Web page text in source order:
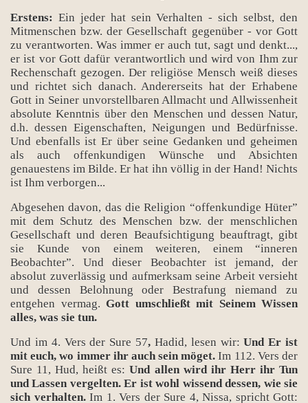
Erstens: Ein jeder hat sein Verhalten - sich selbst, den
Mitmenschen bzw. der Gesellschaft gegenüber - vor Gott
zu verantworten. Was immer er auch tut, sagt und denkt...,
er ist vor Gott dafür verantwortlich und wird von Ihm zur
Rechenschaft gezogen. Der religiöse Mensch weiß dieses
und richtet sich danach. Andererseits hat der Erhabene
Gott in Seiner unvorstellbaren Allmacht und Allwissenheit
absolute Kenntnis über den Menschen und dessen Natur,
d.h. dessen Eigenschaften, Neigungen und Bedürfnisse.
Und ebenfalls ist Er über seine Gedanken und geheimen
als auch offenkundigen Wünsche und Absichten
genauestens im Bilde. Er hat ihn völlig in der Hand! Nichts
ist Ihm verborgen...
Abgesehen davon, das die Religion “offenkundige Hüter”
mit dem Schutz des Menschen bzw. der menschlichen
Gesellschaft und deren Beaufsichtigung beauftragt, gibt
sie Kunde von einem weiteren, einem “inneren
Beobachter”. Und dieser Beobachter ist jemand, der
absolut zuverlässig und aufmerksam seine Arbeit versieht
und dessen Belohnung oder Bestrafung niemand zu
entgehen vermag. Gott umschließt mit Seinem Wissen
alles, was sie tun.
Und im 4. Vers der Sure 57, Hadid, lesen wir:Und Er ist
mit euch, wo immer ihr auch sein möget.Im 112. Vers der
Sure 11, Hud, heißt es:Und allen wird ihr Herr ihr Tun
und Lassen vergelten. Er ist wohl wissend dessen, wie sie
sich verhalten. Im 1. Vers der Sure 4, Nissa, spricht Gott: